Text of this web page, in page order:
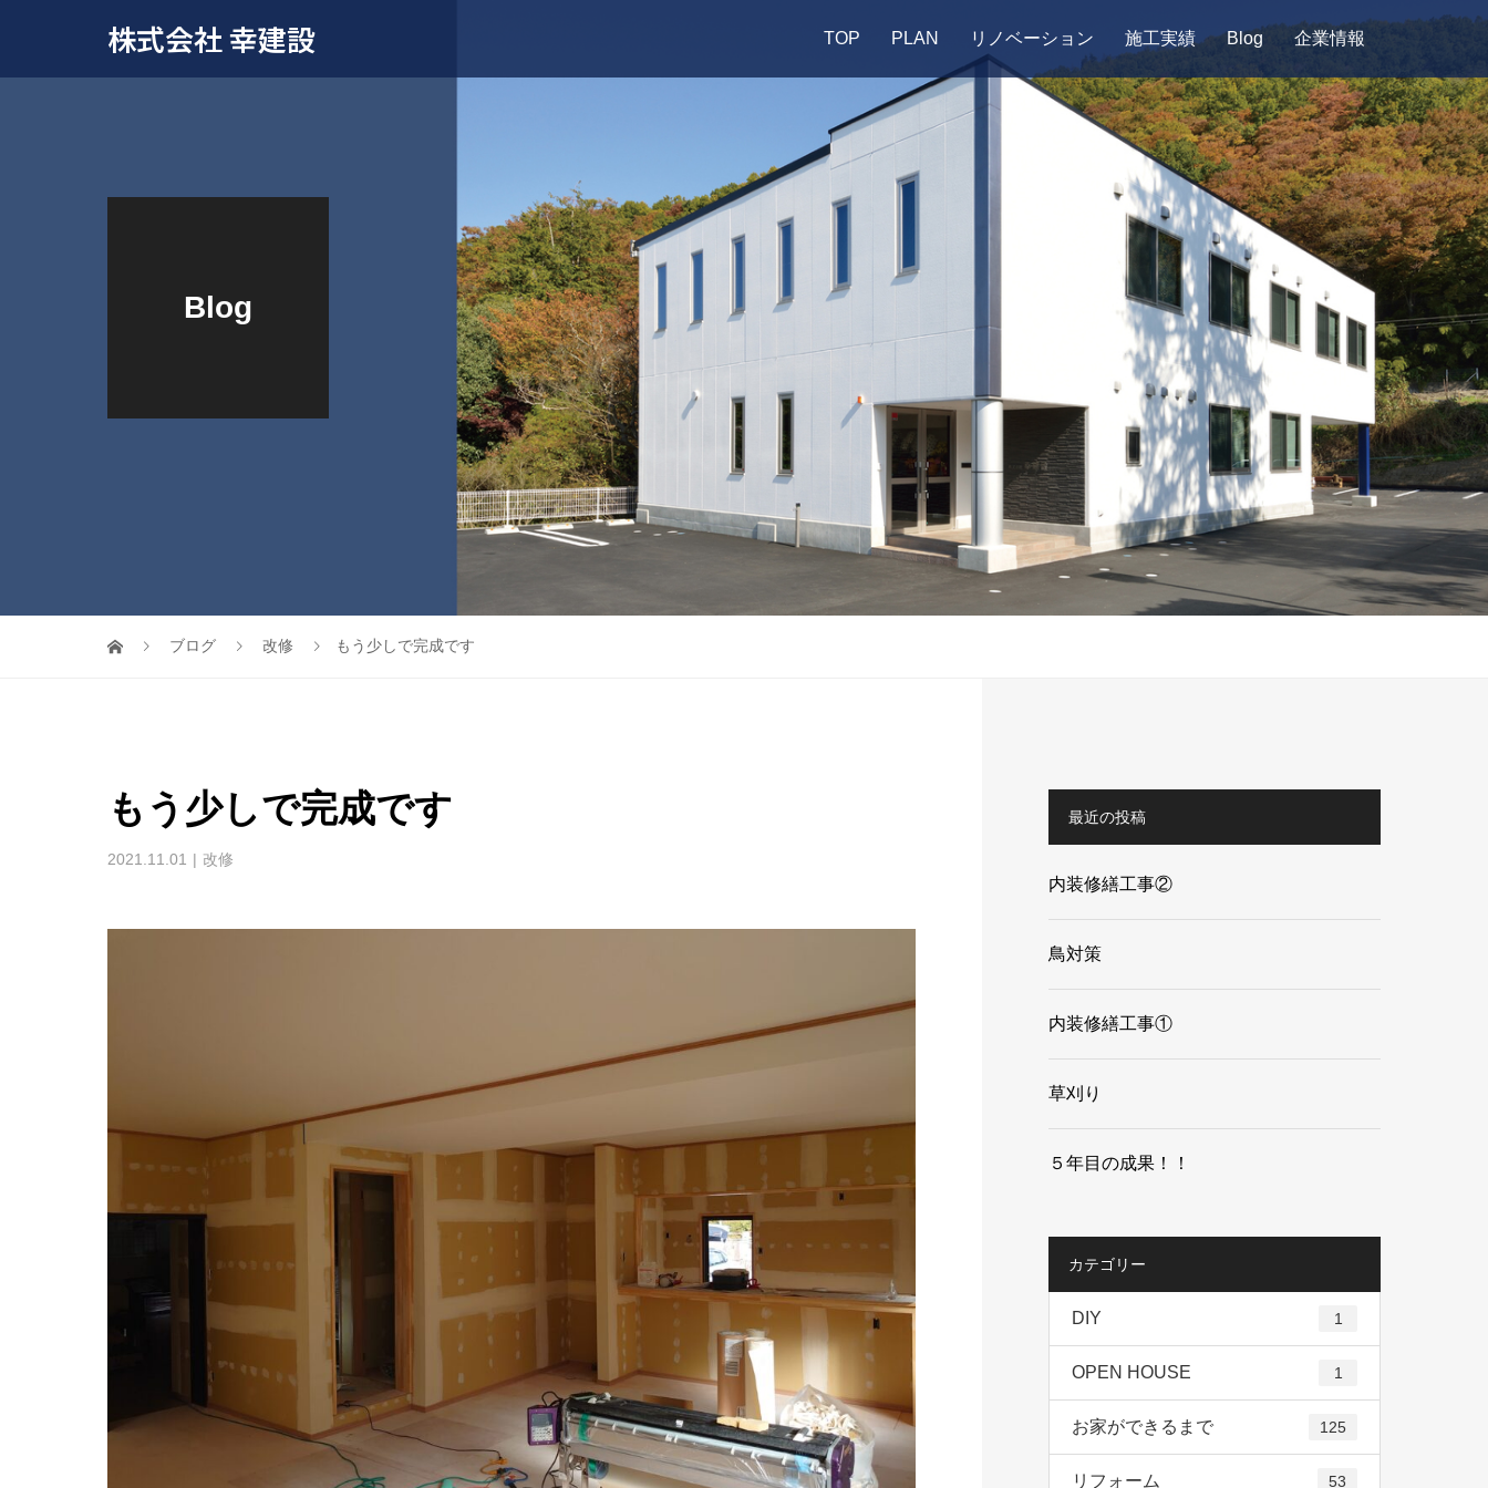
株式会社 幸建設 TOP PLAN リノベーション 施工実績 Blog 企業情報
Blog
ブログ 改修 もう少しで完成です
もう少しで完成です
2021.11.01 改修
最近の投稿
内装修繕工事②
鳥対策
内装修繕工事①
草刈り
５年目の成果！！
カテゴリー
DIY 1
OPEN HOUSE 1
お家ができるまで 125
リフォーム 53